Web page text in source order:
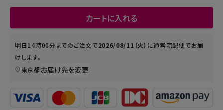
カートに入れる
明日14時00分までのご注文で2026/08/11（火） に通常宅配便でお届
けします。
東京都 お届け先を変更